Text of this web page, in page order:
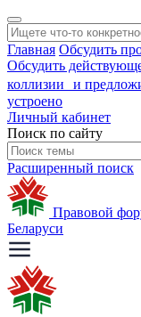
Главная Обсудить
Обсудить
коллизии и
устроено
Личный кабинет
Поиск по сайту
Расширенный поиск
Правовой
Беларуси